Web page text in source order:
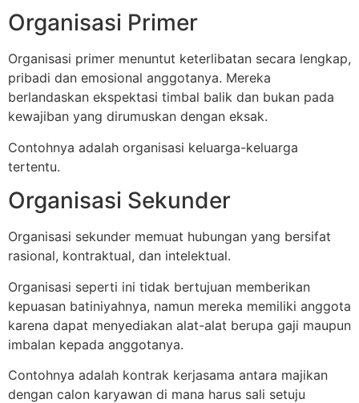
Organisasi Primer
Organisasi primer menuntut keterlibatan secara lengkap,
pribadi dan emosional anggotanya. Mereka
berlandaskan ekspektasi timbal balik dan bukan pada
kewajiban yang dirumuskan dengan eksak.
Contohnya adalah organisasi keluarga-keluarga
tertentu.
Organisasi Sekunder
Organisasi sekunder memuat hubungan yang bersifat
rasional, kontraktual, dan intelektual.
Organisasi seperti ini tidak bertujuan memberikan
kepuasan batiniyahnya, namun mereka memiliki anggota
karena dapat menyediakan alat-alat berupa gaji maupun
imbalan kepada anggotanya.
Contohnya adalah kontrak kerjasama antara majikan
dengan calon karyawan di mana harus sali setuju